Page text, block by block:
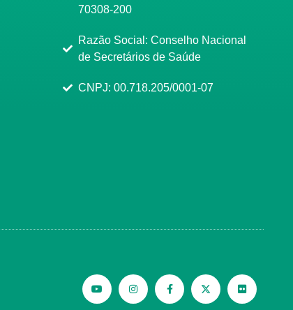
70308-200
Razão Social: Conselho Nacional
de Secretários de Saúde
CNPJ: 00.718.205/0001-07